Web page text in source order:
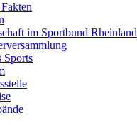
im Sportbund Rheinland
Sports